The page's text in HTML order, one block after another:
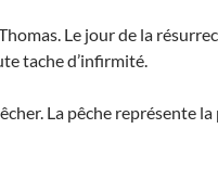
Le jour de la
tache d’infirmité.
La pêche représente la